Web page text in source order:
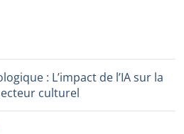
: L’impact de l’IA sur la
culturel